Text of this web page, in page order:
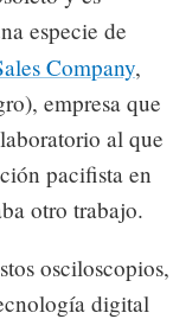
especie de
Company,
empresa que
al que
pacifista en
otro trabajo.
osciloscopios,
digital